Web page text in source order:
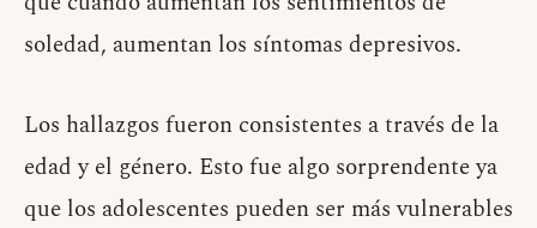
soledad, aumentan los síntomas depresivos.
Los hallazgos fueron consistentes a través de la
edad y el género. Esto fue algo sorprendente ya
que los adolescentes pueden ser más vulnerables